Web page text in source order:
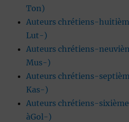
Ton)
Auteurs chrétiens-
Lut-)
Auteurs chrétiens-
Mus-)
Auteurs chrétiens-
Kas-)
Auteurs chrétiens-
àGol-)